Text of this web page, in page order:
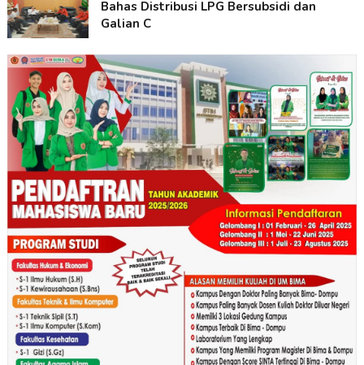
Bahas Distribusi LPG Bersubsidi dan
Galian C